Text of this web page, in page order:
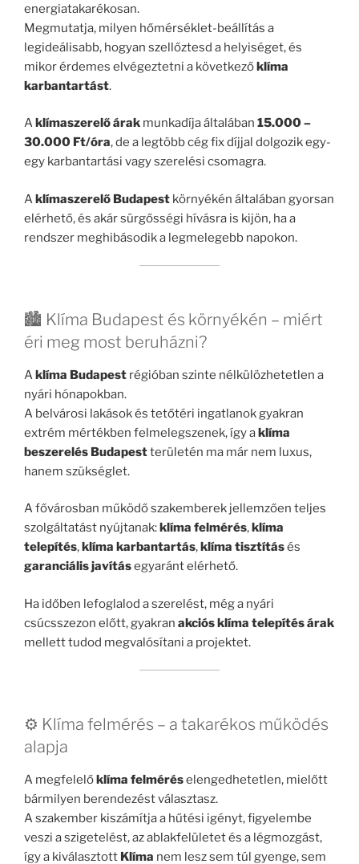
energiatakarékosan.
Megmutatja, milyen hőmérséklet-beállítás a
legideálisabb, hogyan szellőztesd a helyiséget, és
mikor érdemes elvégeztetni a következőklíma
karbantartást.
A klímaszerelő árak munkadíja általában 15.000 –
30.000 Ft/óra, de a legtöbb cég fix díjjal dolgozik egy-
egy karbantartási vagy szerelési csomagra.
Aklímaszerelő Budapest környékén általában gyorsan
elérhető, és akár sürgősségi hívásra is kijön, ha a
rendszer meghibásodik a legmelegebb napokon.
🏙️ Klíma Budapest és környékén – miért
éri meg most beruházni?
Aklíma Budapest régióban szinte nélkülözhetetlen a
nyári hónapokban.
A belvárosi lakások és tetőtéri ingatlanok gyakran
extrém mértékben felmelegszenek, így aklíma
beszerelés Budapestterületén ma már nem luxus,
hanem szükséglet.
A fővárosban működő szakemberek jellemzően teljes
szolgáltatást nyújtanak: klíma felmérés, klíma
telepítés, klíma karbantartás, klíma tisztításés
garanciális javításegyaránt elérhető.
Ha időben lefoglalod a szerelést, még a nyári
csúcsszezon előtt, gyakran akciós klíma telepítés árak
mellett tudod megvalósítani a projektet.
⚙️ Klíma felmérés – a takarékos működés
alapja
A megfelelőklíma felméréselengedhetetlen, mielőtt
bármilyen berendezést választasz.
A szakember kiszámítja a hűtési igényt, figyelembe
veszi a szigetelést, az ablakfelületet és a légmozgást,
így a kiválasztott Klíma nem lesz sem túl gyenge, sem